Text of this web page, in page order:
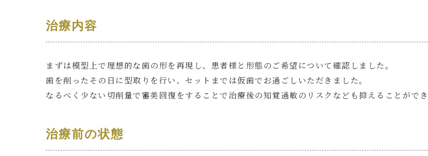
治療内容
まずは模型上で理想的な歯の形を再現し、患者様と形態のご希望について確認しました。
歯を削ったその日に型取りを行い、セットまでは仮歯でお過ごしいただきました。
なるべく少ない切削量で審美回復をすることで治療後の知覚過敏のリスクなども抑えることができ
治療前の状態